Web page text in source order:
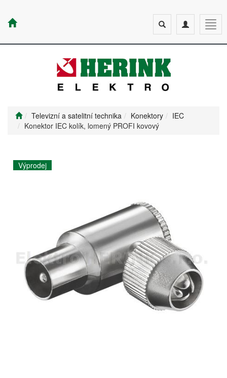
Toggle
navigation
Toggle
search
Televizní a satelitní technika Konektory
IEC
Konektor IEC kolík, lomený PROFI kovový
Výprodej